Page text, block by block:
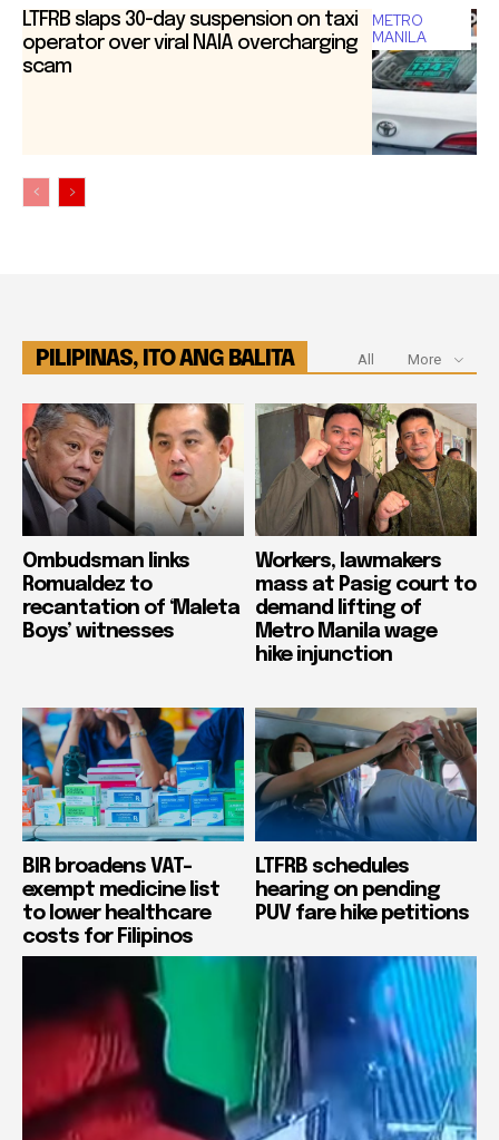
METRO
MANILA
LTFRB slaps 30-day suspension on taxi
operator over viral NAIA overcharging
scam
PILIPINAS, ITO ANG BALITA All More
Ombudsman links
Romualdez to
recantation of ‘Maleta
Boys’ witnesses
Workers, lawmakers
mass at Pasig court to
demand lifting of
Metro Manila wage
hike injunction
BIR broadens VAT-
exempt medicine list
to lower healthcare
costs for Filipinos
LTFRB schedules
hearing on pending
PUV fare hike petitions